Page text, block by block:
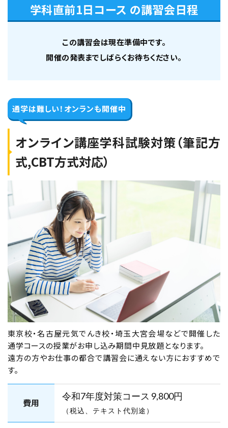
試験（CBT・筆記）対策 10月3日・4日開催
2026年10月8日（木） 2026年10月9日（金）
名古屋元気でんき校【下期】第二種電気工事士
学科試験（CBT・筆記）対策 10月8日・9日開催
空席あり
名古屋元気でんき校
2026年10月10日（土）
名古屋元気でんき校【下期】第二種電気工事士
学科試験（CBT・筆記）対策 10月10日・11日
開催
空席あり
オンライン講座
東京校
学科コース（2日間）
東京校【下期】第二種電気工事士学科試験
（CBT・筆記）対策 10月15日・16日開催
（YouTubeライブ配信同時開催）
学科直前1日コース の講習会日程
この講習会は現在準備中です。
開催の発表までしばらくお待ちください。
通学は難しい！ オンランも開催中
オンライン講座学科試験対策（筆記方
式,CBT方式対応）
東京校・名古屋元気でんき校・埼玉大宮会場などで開催した
通学コースの授業がお申し込み期間中見放題となります。
遠方の方やお仕事の都合で講習会に通えない方におすすめで
す。
費用
令和7年度対策コース 9,800円
（税込、テキスト代別途）